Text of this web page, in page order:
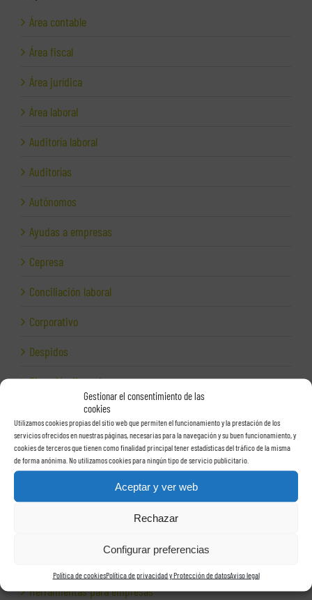
Gestionar el consentimiento de las
cookies
Utilizamos cookies propias del sitio web que permiten el funcionamiento y la prestación de los
servicios ofrecidos en nuestras páginas, necesarias para la navegación y su buen funcionamiento, y
cookies de terceros que tienen como finalidad principal tener estadísticas del tráfico de la misma
de forma anónima. No utilizamos cookies para ningún tipo de servicio publicitario.
Aceptar y ver web
Rechazar
Configurar preferencias
Política de cookiesPolítica de privacidad y Protección de datosAviso legal
Área contable
Área fiscal
Área jurídica
Área laboral
Auditoría laboral
Auditorías
Autónomos
Ayudas a empresas
Cepresa
Conciliación laboral
Corporativo
Despidos
Dirección financiera
Empresas e Internet
Exportación
Facturas
Grupos de sociedades
Herramientas para empresas